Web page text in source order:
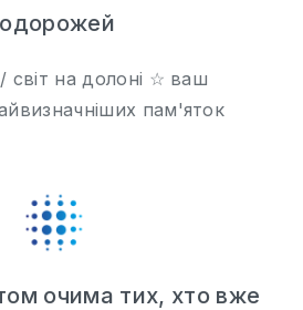
світ на долоні ☆ ваш
пам'яток
очима тих, хто вже